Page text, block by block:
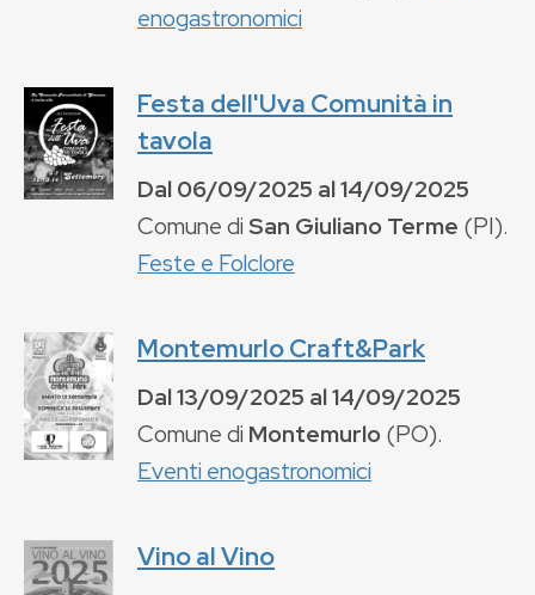
enogastronomici
Festa dell'Uva Comunità in
tavola
Dal06/09/2025 al14/09/2025
Comune diSan Giuliano Terme (PI).
Feste e Folclore
Montemurlo Craft&Park
Dal13/09/2025 al14/09/2025
Comune di Montemurlo(PO).
Eventi enogastronomici
Vino al Vino